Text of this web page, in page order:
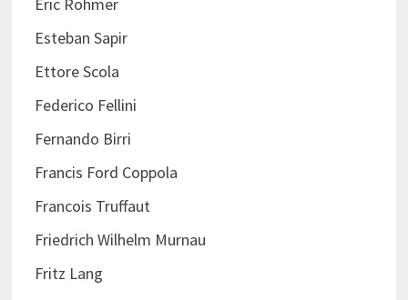
Esteban Sapir
Ettore Scola
Federico Fellini
Fernando Birri
Francis Ford Coppola
Francois Truffaut
Friedrich Wilhelm Murnau
Fritz Lang